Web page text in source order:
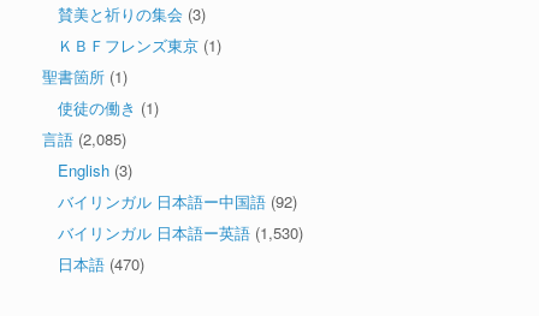
賛美と祈りの集会 (3)
ＫＢＦフレンズ東京 (1)
聖書箇所 (1)
使徒の働き (1)
言語 (2,085)
English (3)
バイリンガル 日本語ー中国語 (92)
バイリンガル 日本語ー英語 (1,530)
日本語 (470)